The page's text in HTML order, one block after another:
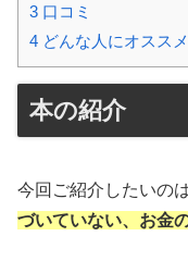
3 口コミ
4 どんな人にオスス
本の紹介
今回ご紹介したいの
づいていない、お金